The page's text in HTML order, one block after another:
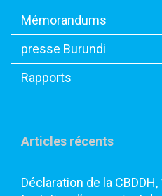
Mémorandums
presse Burundi
Rapports
Articles récents
Déclaration de la